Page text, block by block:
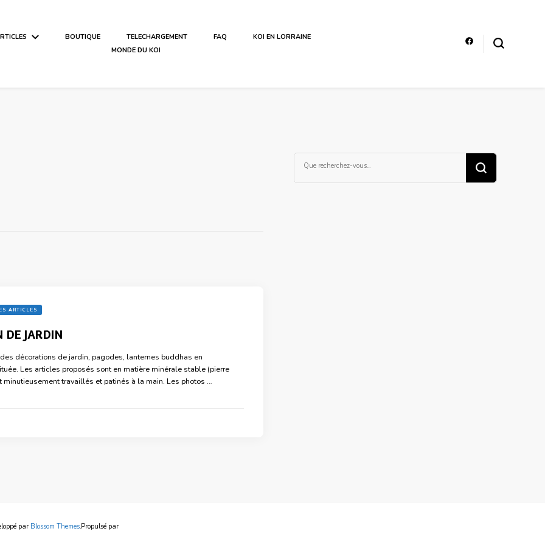
BOUTIQUE TELECHARGEMENT FAQ
KOI EN LORRAINE
MONDE DU KOI
ARTICLES
DE JARDIN
décorations de jardin, pagodes, lanternes buddhas en
Les articles proposés sont en matière minérale stable (pierre
minutieusement travaillés et patinés à la main. Les photos …
recherchiez
quelque
par Blossom Themes.Propulsé par